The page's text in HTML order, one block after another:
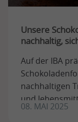
Unsere
nachhaltig,
Auf der IBA
nachhaltigen
und
durch hohe ...
08. MAI 2025